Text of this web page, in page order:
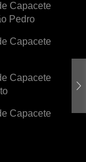
Capacete
Pedro
Capacete
Capacete
Capacete